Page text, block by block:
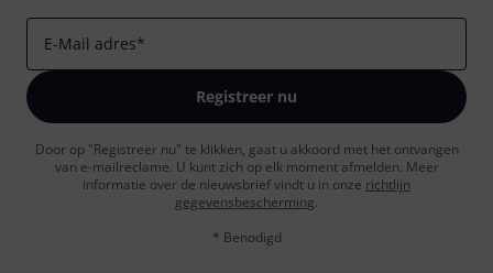
E-Mail adres*
Registreer nu
Door op "Registreer nu" te klikken, gaat u akkoord met het ontvangen
van e-mailreclame. U kunt zich op elk moment afmelden. Meer
informatie over de nieuwsbrief vindt u in onze richtlijn
gegevensbescherming.
* Benodigd